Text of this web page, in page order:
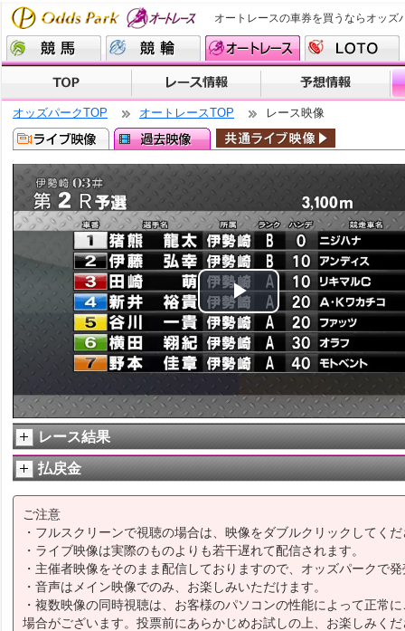
オートレースの車券を買うならオッズ
オッズパークTOP オートレースTOP レース映像
Play
Video
レース結果
払戻金
ご注意
・フルスクリーンで視聴の場合は、映像をダブルクリックしてく
・ライブ映像は実際のものよりも若干遅れて配信されます。
・主催者映像をそのまま配信しておりますので、オッズパークで
・音声はメイン映像でのみ、お楽しみいただけます。
・複数映像の同時視聴は、お客様のパソコンの性能によって正常
場合がございます。投票前にあらかじめお試しの上、お楽しみく